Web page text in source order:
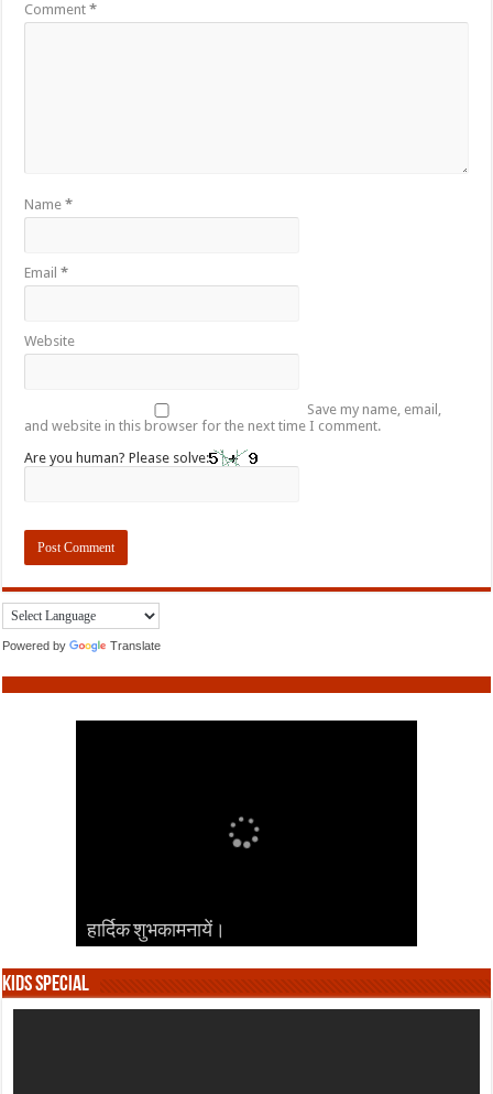
Comment*
Name*
Email*
Website
Save my name, email,
and website in this browser for the next time I comment.
Are you human? Please solve:
Powered by Translate
हार्दिक शुभकामनायें।
हार्दिक शुभकामनायें।
हार्दिक शुभकामनायें।
हार्दिक शुभकामनायें।
हार्दिक शुभकामनायें।
Kids Special